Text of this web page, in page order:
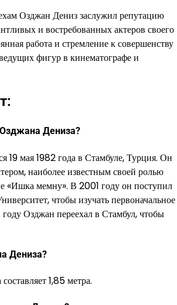
Озджан Дениз заслужил репутацию
и востребованных актеров своего
работа и стремление к совершенству
фигур в кинематографе и
Дениза?
19 мая 1982 года в Стамбуле, Турция. Он
наиболее известным своей ролью
«Ишка мемну». В 2001 году он поступил
чтобы изучать первоначальное
Озджан переехал в Стамбул, чтобы
Дениза?
1,85 метра.